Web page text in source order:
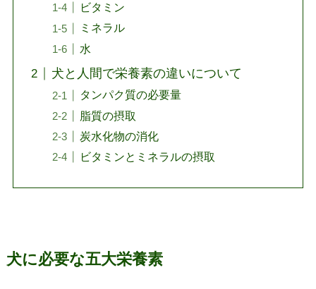
ビタミン
ミネラル
水
犬と人間で栄養素の違いについて
タンパク質の必要量
脂質の摂取
炭水化物の消化
ビタミンとミネラルの摂取
犬に必要な五大栄養素